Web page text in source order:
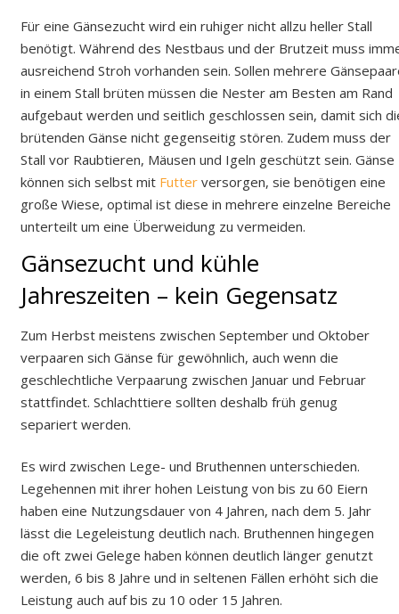
Für eine Gänsezucht wird ein ruhiger nicht allzu heller Stall
benötigt. Während des Nestbaus und der Brutzeit muss
ausreichend Stroh vorhanden sein. Sollen mehrere
in einem Stall brüten müssen die Nester am Besten am Rand
aufgebaut werden und seitlich geschlossen sein, damit sich
brütenden Gänse nicht gegenseitig stören. Zudem muss der
Stall vor Raubtieren, Mäusen und Igeln geschützt sein. Gänse
können sich selbst mit Futterversorgen, sie benötigen eine
große Wiese, optimal ist diese in mehrere einzelne Bereiche
unterteilt um eine Überweidung zu vermeiden.
Gänsezucht und kühle
Jahreszeiten – kein Gegensatz
Zum Herbst meistens zwischen September und Oktober
verpaaren sich Gänse für gewöhnlich, auch wenn die
geschlechtliche Verpaarung zwischen Januar und Februar
stattfindet. Schlachttiere sollten deshalb früh genug
separiert werden.
Es wird zwischen Lege- und Bruthennen unterschieden.
Legehennen mit ihrer hohen Leistung von bis zu 60 Eiern
haben eine Nutzungsdauer von 4 Jahren, nach dem 5. Jahr
lässt die Legeleistung deutlich nach. Bruthennen hingegen
die oft zwei Gelege haben können deutlich länger genutzt
werden, 6 bis 8 Jahre und in seltenen Fällen erhöht sich die
Leistung auch auf bis zu 10 oder 15 Jahren.